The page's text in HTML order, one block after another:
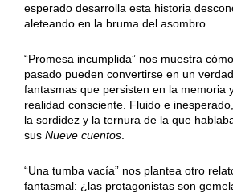
esperado desarrolla esta historia
aleteando en la bruma del asombro.
“Promesa incumplida” nos muestra
pasado pueden convertirse en un
fantasmas que persisten en la memoria
realidad consciente. Fluido e
la sordidez y la ternura de la que
sus Nueve cuentos.
“Una tumba vacía” nos plantea otro
fantasmal: ¿las protagonistas son